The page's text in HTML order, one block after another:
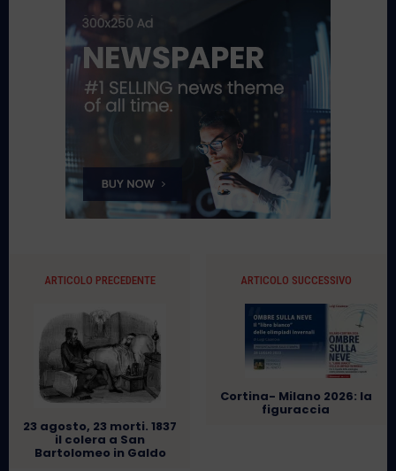
ARTICOLO PRECEDENTE
23 agosto, 23 morti. 1837
il colera a San
Bartolomeo in Galdo
ARTICOLO SUCCESSIVO
Cortina- Milano 2026: la
figuraccia